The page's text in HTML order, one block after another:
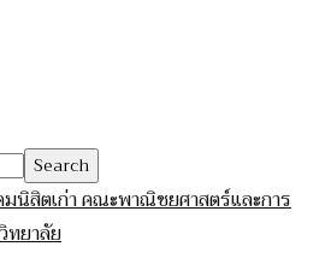
นิสิตเก่า คณะพาณิชยศาสตร์และการ
ยาลัย